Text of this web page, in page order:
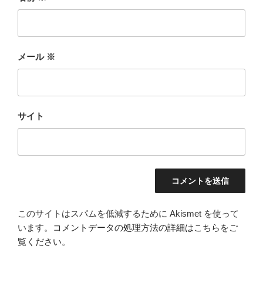
メール ※
サイト
このサイトはスパムを低減するために Akismet を使って
います。
コメントデータの処理方法の詳細はこちらをご
覧ください。